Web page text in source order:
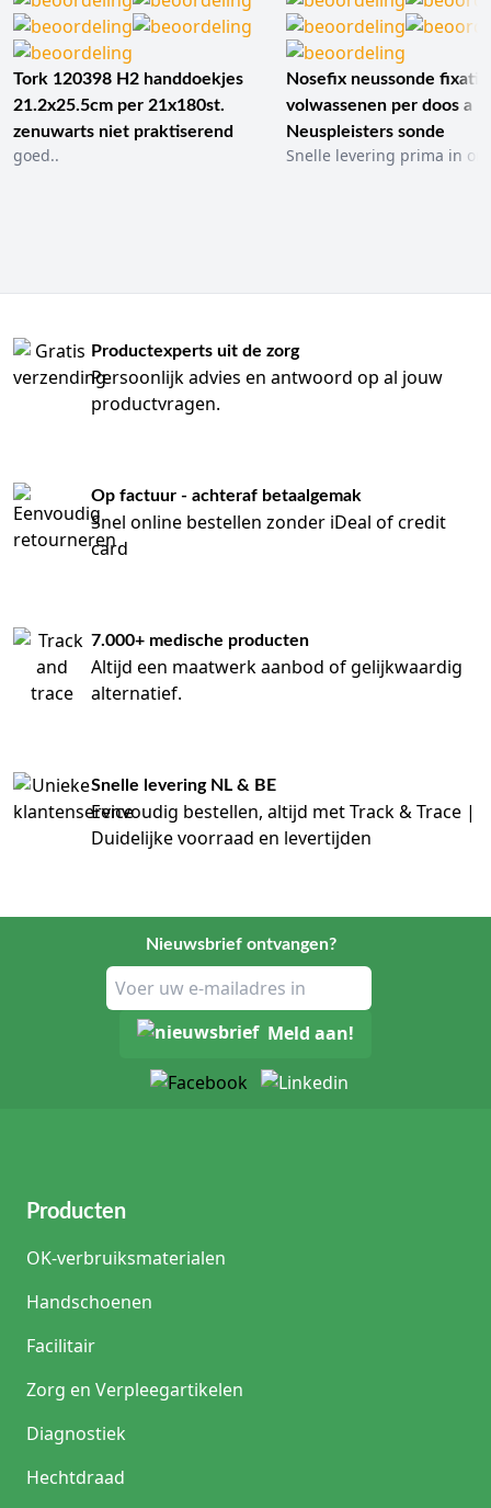
Tork 120398 H2 handdoekjes
21.2x25.5cm per 21x180st.
zenuwarts niet praktiserend
goed..
Nosefix neussonde
volwassenen per doos a
Neuspleisters sonde
Snelle levering prima in
Productexperts uit de zorg
Persoonlijk advies en antwoord op al jouw
productvragen.
Op factuur - achteraf betaalgemak
Snel online bestellen zonder iDeal of credit
card
7.000+ medische producten
Altijd een maatwerk aanbod of gelijkwaardig
alternatief.
Snelle levering NL & BE
Eenvoudig bestellen, altijd met Track & Trace |
Duidelijke voorraad en levertijden
Nieuwsbrief ontvangen?
Meld aan!
Producten
OK-verbruiksmaterialen
Handschoenen
Facilitair
Zorg en Verpleegartikelen
Diagnostiek
Hechtdraad